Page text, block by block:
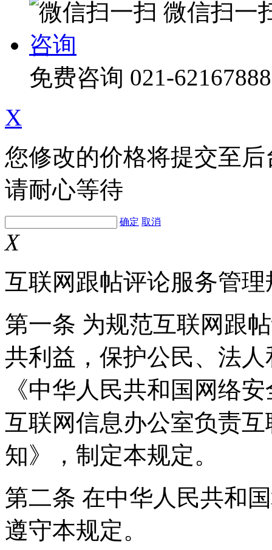
微信扫一
咨询
免费咨询 021-62167888
X
您修改的价格将提交至
请耐心等待
确定 取消
X
互联网跟帖评论服务管理
第一条 为规范互联网跟
共利益，保护公民、法
《中华人民共和国网络
互联网信息办公室负责
知》，制定本规定。
第二条 在中华人民共和
遵守本规定。